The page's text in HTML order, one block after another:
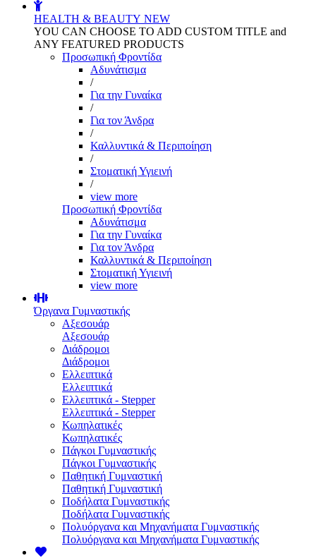
HEALTH & BEAUTY NEW
YOU CAN CHOOSE TO ADD CUSTOM TITLE and
ANY FEATURED PRODUCTS
Προσωπική Φροντίδα
Αδυνάτισμα
/
Για την Γυναίκα
/
Για τον Άνδρα
/
Καλλυντικά & Περιποίηση
/
Στοματική Υγιεινή
/
view more
Προσωπική Φροντίδα
Αδυνάτισμα
Για την Γυναίκα
Για τον Άνδρα
Καλλυντικά & Περιποίηση
Στοματική Υγιεινή
view more
Όργανα Γυμναστικής
Αξεσουάρ
Αξεσουάρ
Διάδρομοι
Διάδρομοι
Ελλειπτικά
Ελλειπτικά
Ελλειπτικά - Stepper
Ελλειπτικά - Stepper
Κωπηλατικές
Κωπηλατικές
Πάγκοι Γυμναστικής
Πάγκοι Γυμναστικής
Παθητική Γυμναστική
Παθητική Γυμναστική
Ποδήλατα Γυμναστικής
Ποδήλατα Γυμναστικής
Πολυόργανα και Μηχανήματα Γυμναστικής
Πολυόργανα και Μηχανήματα Γυμναστικής